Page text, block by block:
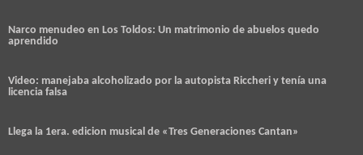
Narco menudeo en Los Toldos: Un matrimonio de abuelos quedo
aprendido
Video: manejaba alcoholizado por la autopista Riccheri y tenía una
licencia falsa
Llega la 1era. edicion musical de «Tres Generaciones Cantan»